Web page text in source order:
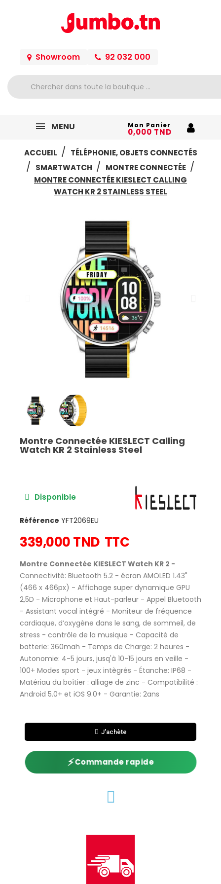
Showroom 92 032 000
MENU Mon Panier
0,000 TND
ACCUEIL
TÉLÉPHONIE, OBJETS CONNECTÉS
SMARTWATCH
MONTRE CONNECTÉE
MONTRE CONNECTÉE KIESLECT CALLING
WATCH KR 2 STAINLESS STEEL
Montre Connectée KIESLECT Calling
Watch KR 2 Stainless Steel
Disponible
Référence YFT2069EU
339,000 TND TTC
Montre Connectée KIESLECT Watch KR 2 -
Connectivité: Bluetooth 5.2 - écran AMOLED 1.43"
(466 x 466px) - Affichage super dynamique GPU
2,5D - Microphone et Haut-parleur - Appel Bluetooth
- Assistant vocal intégré - Moniteur de fréquence
cardiaque, d’oxygène dans le sang, de sommeil, de
stress - contrôle de la musique - Capacité de
batterie: 360mah - Temps de Charge: 2 heures -
Autonomie: 4-5 jours, jusq'à 10-15 jours en veille -
100+ Modes sport - jeux intègrés - Étanche: IP68 -
Matériau du boîtier : alliage de zinc - Compatibilité :
Android 5.0+ et iOS 9.0+ - Garantie: 2ans
J'achète
⚡Commande rapide